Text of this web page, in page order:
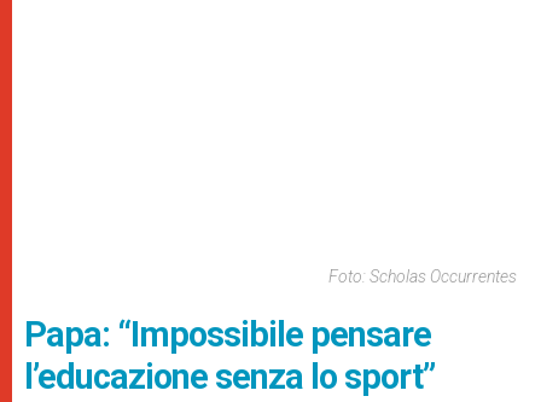
Foto: Scholas Occurrentes
Papa: “Impossibile pensare
l’educazione senza lo sport”